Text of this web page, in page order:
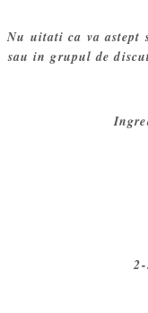
Nu uitati ca va astept
sau in grupul de